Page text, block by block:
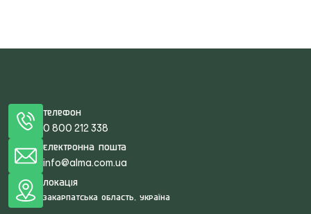
Телефон
0 800 212 338
Електронна пошта
info@alma.com.ua
Локація
Закарпатська область, Україна